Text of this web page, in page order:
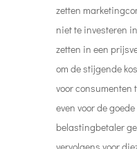
zetten
niet te investeren
zetten in een
om de stijgende
voor consumenten
even voor de
belastingbetaler